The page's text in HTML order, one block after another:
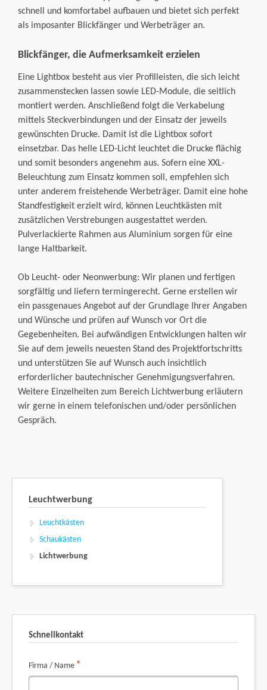
schnell und komfortabel aufbauen und bietet sich perfekt
als imposanter Blickfänger und Werbeträger an.
Blickfänger, die Aufmerksamkeit erzielen
Eine Lightbox besteht aus vier Profilleisten, die sich leicht
zusammenstecken lassen sowie LED-Module, die seitlich
montiert werden. Anschließend folgt die Verkabelung
mittels Steckverbindungen und der Einsatz der jeweils
gewünschten Drucke. Damit ist die Lightbox sofort
einsetzbar. Das helle LED-Licht leuchtet die Drucke flächig
und somit besonders angenehm aus. Sofern eine XXL-
Beleuchtung zum Einsatz kommen soll, empfehlen sich
unter anderem freistehende Werbeträger. Damit eine hohe
Standfestigkeit erzielt wird, können Leuchtkästen mit
zusätzlichen Verstrebungen ausgestattet werden.
Pulverlackierte Rahmen aus Aluminium sorgen für eine
lange Haltbarkeit.
Ob Leucht- oder Neonwerbung: Wir planen und fertigen
sorgfältig und liefern termingerecht. Gerne erstellen wir
ein passgenaues Angebot auf der Grundlage Ihrer Angaben
und Wünsche und prüfen auf Wunsch vor Ort die
Gegebenheiten. Bei aufwändigen Entwicklungen halten wir
Sie auf dem jeweils neuesten Stand des Projektfortschritts
und unterstützen Sie auf Wunsch auch insichtlich
erforderlicher bautechnischer Genehmigungsverfahren.
Weitere Einzelheiten zum Bereich Lichtwerbung erläutern
wir gerne in einem telefonischen und/oder persönlichen
Gespräch.
Leuchtwerbung
Leuchtkästen
Schaukästen
Lichtwerbung
Schnellkontakt
Pflichtfeld
Firma / Name *